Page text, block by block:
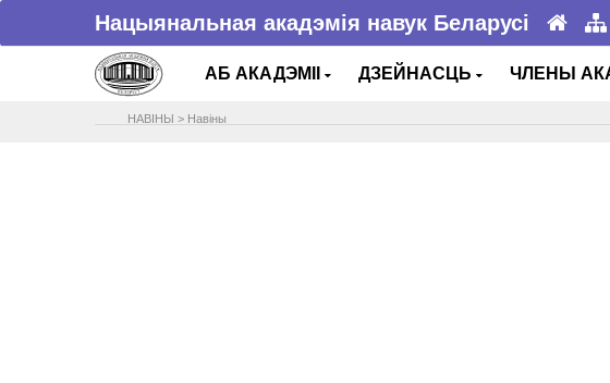
Нацыянальная акадэмія навук Беларусі
АБ АКАДЭМІІ ДЗЕЙНАСЦЬ ЧЛЕНЫ
НАВIНЫ > Навіны